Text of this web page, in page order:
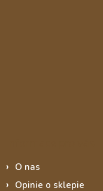
O nas
Opinie o sklepie